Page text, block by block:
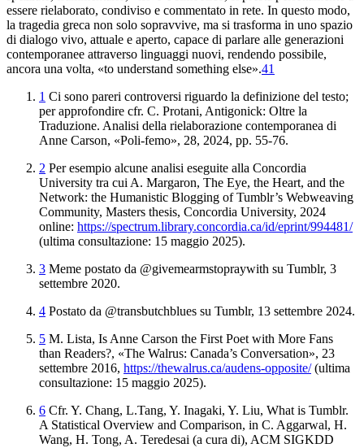
essere rielaborato, condiviso e commentato in rete. In questo modo,
la tragedia greca non solo sopravvive, ma si trasforma in uno spazio
di dialogo vivo, attuale e aperto, capace di parlare alle generazioni
contemporanee attraverso linguaggi nuovi, rendendo possibile,
ancora una volta, «to understand something else».41
1 Ci sono pareri controversi riguardo la definizione del testo;
per approfondire cfr. C. Protani, Antigonick: Oltre la
Traduzione. Analisi della rielaborazione contemporanea di
Anne Carson, «Poli-femo», 28, 2024, pp. 55-76.
2 Per esempio alcune analisi eseguite alla Concordia
University tra cui A. Margaron, The Eye, the Heart, and the
Network: the Humanistic Blogging of Tumblr’s Webweaving
Community, Masters thesis, Concordia University, 2024
online: https://spectrum.library.concordia.ca/id/eprint/994481/
(ultima consultazione: 15 maggio 2025).
3 Meme postato da @givemearmstopraywith su Tumblr, 3
settembre 2020.
4 Postato da @transbutchblues su Tumblr, 13 settembre 2024.
5 M. Lista, Is Anne Carson the First Poet with More Fans
than Readers?, «The Walrus: Canada’s Conversation», 23
settembre 2016, https://thewalrus.ca/audens-opposite/(ultima
consultazione: 15 maggio 2025).
6 Cfr. Y. Chang, L.Tang, Y. Inagaki, Y. Liu, What is Tumblr.
A Statistical Overview and Comparison, in C. Aggarwal, H.
Wang, H. Tong, A. Teredesai (a cura di), ACM SIGKDD